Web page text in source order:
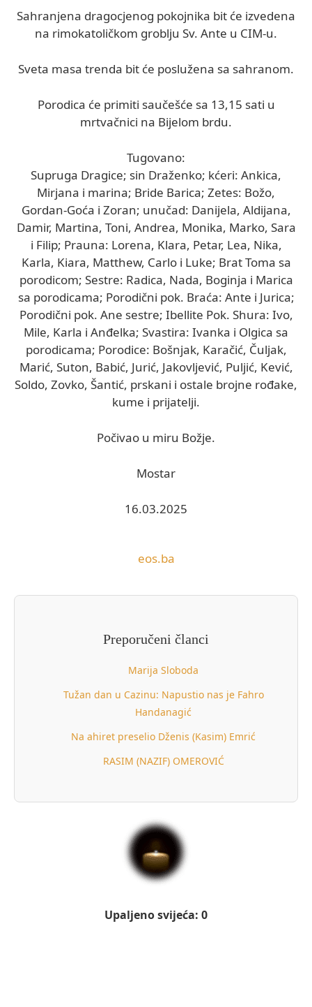
Sahranjena dragocjenog pokojnika bit će izvedena
na rimokatoličkom groblju Sv. Ante u CIM-u.
Sveta masa trenda bit će poslužena sa sahranom.
Porodica će primiti saučešće sa 13,15 sati u
mrtvačnici na Bijelom brdu.
Tugovano:
Supruga Dragice; sin Draženko; kćeri: Ankica,
Mirjana i marina; Bride Barica; Zetes: Božo,
Gordan-Goća i Zoran; unučad: Danijela, Aldijana,
Damir, Martina, Toni, Andrea, Monika, Marko, Sara
i Filip; Prauna: Lorena, Klara, Petar, Lea, Nika,
Karla, Kiara, Matthew, Carlo i Luke; Brat Toma sa
porodicom; Sestre: Radica, Nada, Boginja i Marica
sa porodicama; Porodični pok. Braća: Ante i Jurica;
Porodični pok. Ane sestre; Ibellite Pok. Shura: Ivo,
Mile, Karla i Anđelka; Svastira: Ivanka i Olgica sa
porodicama; Porodice: Bošnjak, Karačić, Čuljak,
Marić, Suton, Babić, Jurić, Jakovljević, Puljić, Kević,
Soldo, Zovko, Šantić, prskani i ostale brojne rođake,
kume i prijatelji.
Počivao u miru Božje.
Mostar
16.03.2025
eos.ba
Preporučeni članci
Marija Sloboda
Tužan dan u Cazinu: Napustio nas je Fahro
Handanagić
Na ahiret preselio Dženis (Kasim) Emrić
RASIM (NAZIF) OMEROVIĆ
Upaljeno svijeća: 0